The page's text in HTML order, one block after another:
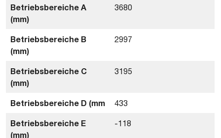
Betriebsbereiche A
(mm)
3680
Betriebsbereiche B
(mm)
2997
Betriebsbereiche C
(mm)
3195
Betriebsbereiche D (mm 433
Betriebsbereiche E
(mm)
-118